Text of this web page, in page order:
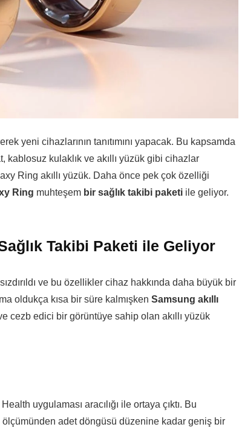
yeni cihazlarının tanıtımını yapacak. Bu kapsamda
kablosuz kulaklık ve akıllı yüzük gibi cihazlar
Ring akıllı yüzük. Daha önce pek çok özelliği
Ring muhteşem bir sağlık takibi paketi ile geliyor.
Takibi Paketi ile Geliyor
ve bu özellikler cihaz hakkında daha büyük bir
oldukça kısa bir süre kalmışken Samsung akıllı
cezb edici bir görüntüye sahip olan akıllı yüzük
uygulaması aracılığı ile ortaya çıktı. Bu
ölçümünden adet döngüsü düzenine kadar geniş bir